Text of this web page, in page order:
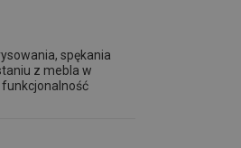
spękania
z mebla w
funkcjonalność